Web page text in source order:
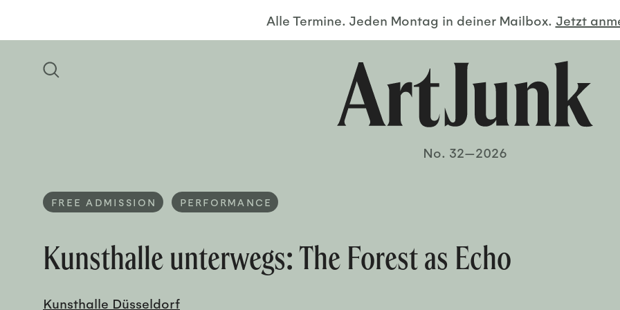
Alle Termine. Jeden Montag in deiner Mailbox. Jetzt
No. 32—2026
FREE ADMISSION PERFORMANCE
Kunsthalle unterwegs: The Forest as Echo
Kunsthalle Düsseldorf